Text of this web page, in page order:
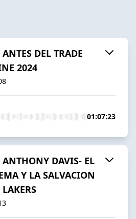
DEL TRADE
2024
01:07:23
ANTHONY DAVIS- EL
Y LA SALVACION